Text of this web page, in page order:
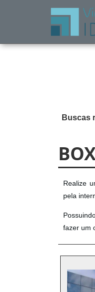
Buscas
Realize
pela
fazer um